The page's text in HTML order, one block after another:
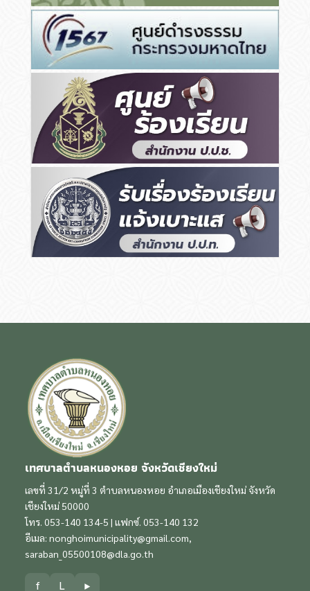
เทศบาลตำบลหนองหอย จังหวัดเชียงใหม่
เลขที่ 31/2 หมู่ที่ 3 ตำบลหนองหอย อำเภอเมืองเชียงใหม่ จังหวัด
เชียงใหม่ 50000
โทร. 053-140 134-5 | แฟกซ์. 053-140 132
อีเมล: nonghoimunicipality@gmail.com,
saraban_05500108@dla.go.th
f L ▶